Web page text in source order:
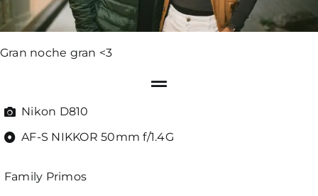
Gran noche gran <3
Nikon D810
AF-S NIKKOR 50mm f/1.4G
Family Primos